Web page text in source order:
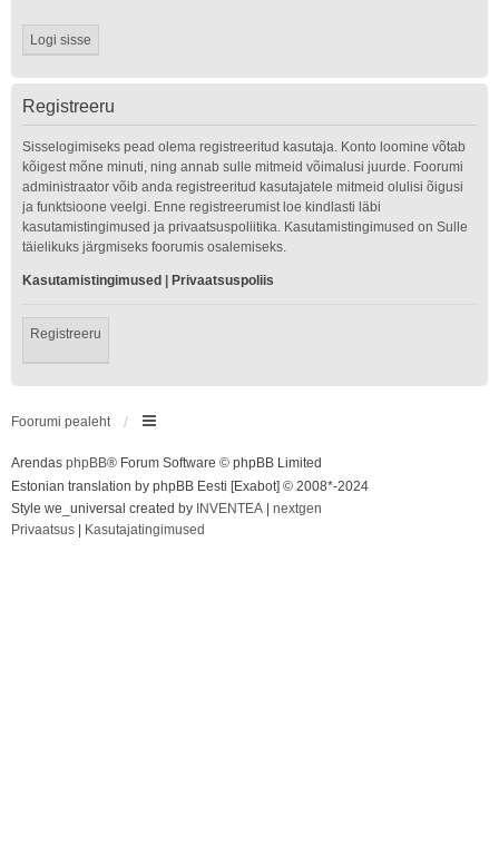
Registreeru
Sisselogimiseks pead olema registreeritud kasutaja. Konto loomine võtab
kõigest mõne minuti, ning annab sulle mitmeid võimalusi juurde. Foorumi
administraator võib anda registreeritud kasutajatele mitmeid olulisi õigusi
ja funktsioone veelgi. Enne registreerumist loe kindlasti läbi
kasutamistingimused ja privaatsuspoliitika. Kasutamistingimused on Sulle
täielikuks järgmiseks foorumis osalemiseks.
Kasutamistingimused Privaatsuspoliis
Registreeru
Foorumi pealeht
Arendas phpBB® Forum Software © phpBB Limited
Estonian translation by phpBB Eesti [Exabot] © 2008*-2024
Style we_universal created by INVENTEA
nextgen
Privaatsus
Kasutajatingimused